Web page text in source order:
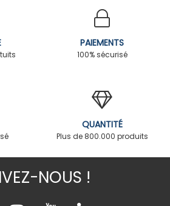
PAIEMENTS
100% sécurisé
QUANTITÉ
Plus de 800.000 produits
NOUS !